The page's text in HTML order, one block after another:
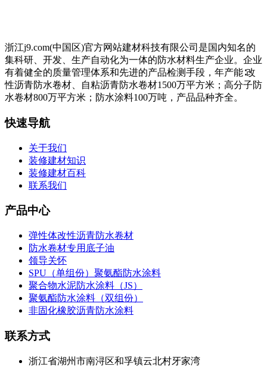
浙江j9.com(中国区)官方网站建材科技有限公司是国内知名的
集科研、开发、生产自动化为一体的防水材料生产企业。企业
有着健全的质量管理体系和先进的产品检测手段，年产能∶改
性沥青防水卷材、自粘沥青防水卷材1500万平方米；高分子防
水卷材800万平方米；防水涂料100万吨，产品品种齐全。
快速导航
关于我们
装修建材知识
装修建材百科
联系我们
产品中心
弹性体改性沥青防水卷材
防水卷材专用底子油
领导关怀
SPU（单组份）聚氨酯防水涂料
聚合物水泥防水涂料（JS）
聚氨酯防水涂料（双组份）
非固化橡胶沥青防水涂料
联系方式
浙江省湖州市南浔区和孚镇云北村牙家湾